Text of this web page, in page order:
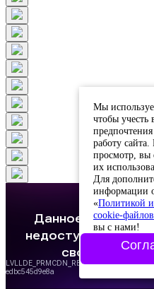
Мы
чтобы учесть
работу
просмотр, вы
их
Для
информации
«Политикой
cookie-файлов
вы с нами!